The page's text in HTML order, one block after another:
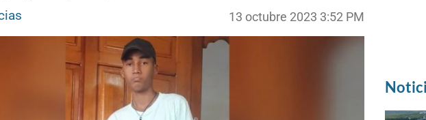
13 octubre 2023 3:52 PM